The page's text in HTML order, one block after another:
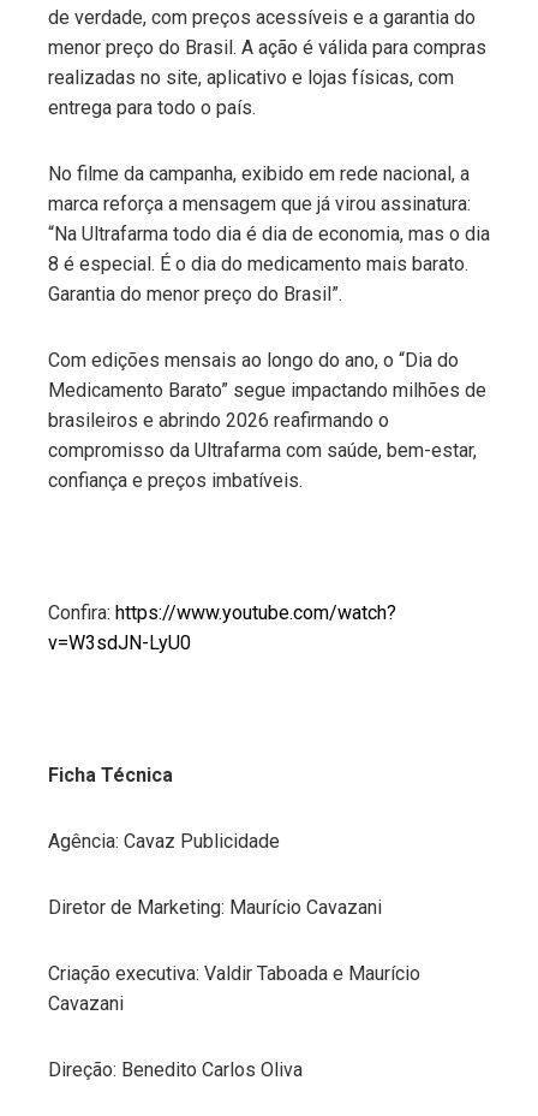
de verdade, com preços acessíveis e a garantia do
menor preço do Brasil. A ação é válida para compras
realizadas no site, aplicativo e lojas físicas, com
entrega para todo o país.
No filme da campanha, exibido em rede nacional, a
marca reforça a mensagem que já virou assinatura:
“Na Ultrafarma todo dia é dia de economia, mas o dia
8 é especial. É o dia do medicamento mais barato.
Garantia do menor preço do Brasil”.
Com edições mensais ao longo do ano, o “Dia do
Medicamento Barato” segue impactando milhões de
brasileiros e abrindo 2026 reafirmando o
compromisso da Ultrafarma com saúde, bem-estar,
confiança e preços imbatíveis.
Confira: https://www.youtube.com/watch?
v=W3sdJN-LyU0
Ficha Técnica
Agência: Cavaz Publicidade
Diretor de Marketing: Maurício Cavazani
Criação executiva: Valdir Taboada e Maurício
Cavazani
Direção: Benedito Carlos Oliva